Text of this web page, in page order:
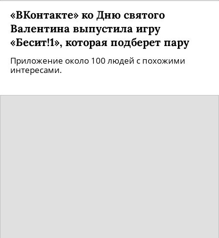
«ВКонтакте» ко Дню святого
Валентина выпустила игру
«Бесит!1», которая подберет пару
Приложение около 100 людей с похожими
интересами.